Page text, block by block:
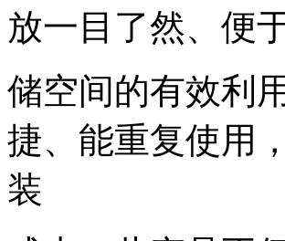
放一目了然、便
储空间的有效利
捷、能重复使用
装